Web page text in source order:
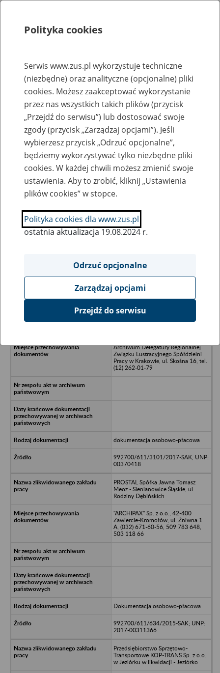
Rejestry, ewidencje i archiwa
Baza zlikwidowanych lub
przekształconych zakładów pracy
Nazwa zakładu pracy:
SZUKAJ
Ukryj wszystkie pozycje bazy
Elektro-Konstrukcyjna Spółdzielnia
Archiwum Delegatury Regionalnej
Związku Lustracyjnego Spółdzielni
Pracy w Krakowie, ul. Skośna 16, tel.
(12) 262-01-79
dokumentacja osobowo-płacowa
992700/611/3101/2017-SAK, UNP:
00370418
PROSTAL Spółka Jawna Tomasz
Meoz - Sienianowice Śląskie, ul.
Rodziny Dębińskich
"ARCHIPAX" Sp. z o.o., 42-400
Zawiercie-Kromołów, ul. Żniwna 1
A, (032) 671-60-56, 509 783 648,
503 118 66
Dokumentacja osobowo-płacowa
992700/611/634/2015-SAK; UNP:
2017-00311366
Przedsiębiorstwo Sprzętowo-
Transportowe KOP-TRANS Sp. z o.o.
w Jeziórku w likwidacji - Jeziórko
Polityka cookies
Serwis www.zus.pl wykorzystuje techniczne
(niezbędne) oraz analityczne (opcjonalne) pliki
cookies. Możesz zaakceptować wykorzystanie
przez nas wszystkich takich plików (przycisk
„Przejdź do serwisu”) lub dostosować swoje
zgody (przycisk „Zarządzaj opcjami”). Jeśli
wybierzesz przycisk „Odrzuć opcjonalne”,
będziemy wykorzystywać tylko niezbędne pliki
cookies. W każdej chwili możesz zmienić swoje
ustawienia. Aby to zrobić, kliknij „Ustawienia
plików cookies” w stopce.
Polityka cookies dla www.zus.pl
ostatnia aktualizacja 19.08.2024 r.
Odrzuć opcjonalne
Zarządzaj opcjami
Przejdź do serwisu